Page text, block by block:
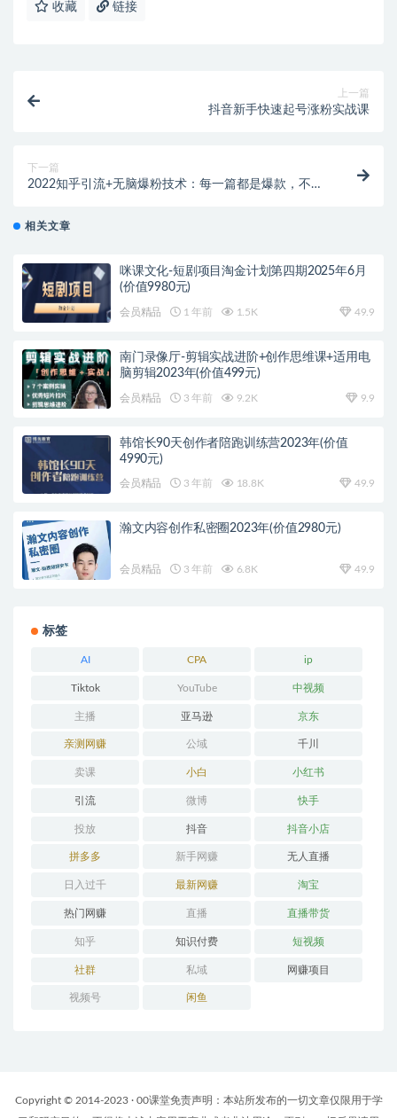
收藏 链接
上一篇
抖音新手快速起号涨粉实战课
下一篇
2022知乎引流+无脑爆粉技术：每一篇都是爆款，不吹
相关文章
咪课文化-短剧项目淘金计划第四期2025年6月
(价值9980元)
会员精品 1 年前 1.5K 49.9
南门录像厅-剪辑实战进阶+创作思维课+适用电
脑剪辑2023年(价值499元)
会员精品 3 年前 9.2K 9.9
韩馆长90天创作者陪跑训练营2023年(价值
4990元)
会员精品 3 年前 18.8K 49.9
瀚文内容创作私密圈2023年(价值2980元)
会员精品 3 年前 6.8K 49.9
标签
AI CPA ip
Tiktok YouTube 中视频
主播 亚马逊 京东
亲测网赚 公域 千川
卖课 小白 小红书
引流 微博 快手
投放 抖音 抖音小店
拼多多 新手网赚 无人直播
日入过千 最新网赚 淘宝
热门网赚 直播 直播带货
知乎 知识付费 短视频
社群 私域 网赚项目
视频号 闲鱼
Copyright © 2014-2023 · 00课堂免责声明：本站所发布的一切文章仅限用于学